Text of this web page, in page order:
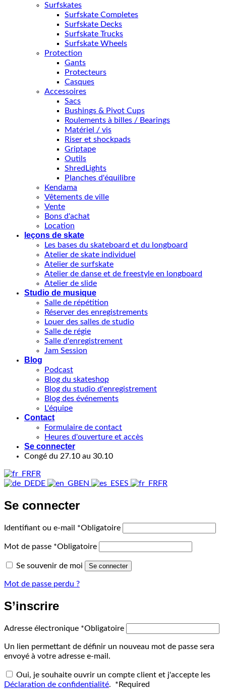
Surfskates
Surfskate Completes
Surfskate Decks
Surfskate Trucks
Surfskate Wheels
Protection
Gants
Protecteurs
Casques
Accessoires
Sacs
Bushings & Pivot Cups
Roulements à billes / Bearings
Matériel / vis
Riser et shockpads
Griptape
Outils
ShredLights
Planches d'équilibre
Kendama
Vêtements de ville
Vente
Bons d'achat
Location
leçons de skate
Les bases du skateboard et du longboard
Atelier de skate individuel
Atelier de surfskate
Atelier de danse et de freestyle en longboard
Atelier de slide
Studio de musique
Salle de répétition
Réserver des enregistrements
Louer des salles de studio
Salle de régie
Salle d'enregistrement
Jam Session
Blog
Podcast
Blog du skateshop
Blog du studio d'enregistrement
Blog des événements
L'équipe
Contact
Formulaire de contact
Heures d'ouverture et accès
Se connecter
Congé du 27.10 au 30.10
FR
DE
EN ES FR
Se connecter
Identifiant ou e-mail *Obligatoire
Mot de passe *Obligatoire
Se souvenir de moi Se connecter
Mot de passe perdu ?
S’inscrire
Adresse électronique *Obligatoire
Un lien permettant de définir un nouveau mot de passe sera
envoyé à votre adresse e-mail.
Oui, je souhaite ouvrir un compte client et j'accepte les
Déclaration de confidentialité. *Required